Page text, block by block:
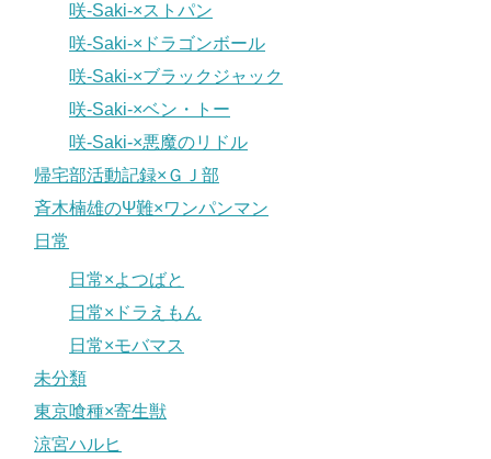
咲-Saki-×ストパン
咲-Saki-×ドラゴンボール
咲-Saki-×ブラックジャック
咲-Saki-×ベン・トー
咲-Saki-×悪魔のリドル
帰宅部活動記録×ＧＪ部
斉木楠雄のΨ難×ワンパンマン
日常
日常×よつばと
日常×ドラえもん
日常×モバマス
未分類
東京喰種×寄生獣
涼宮ハルヒ